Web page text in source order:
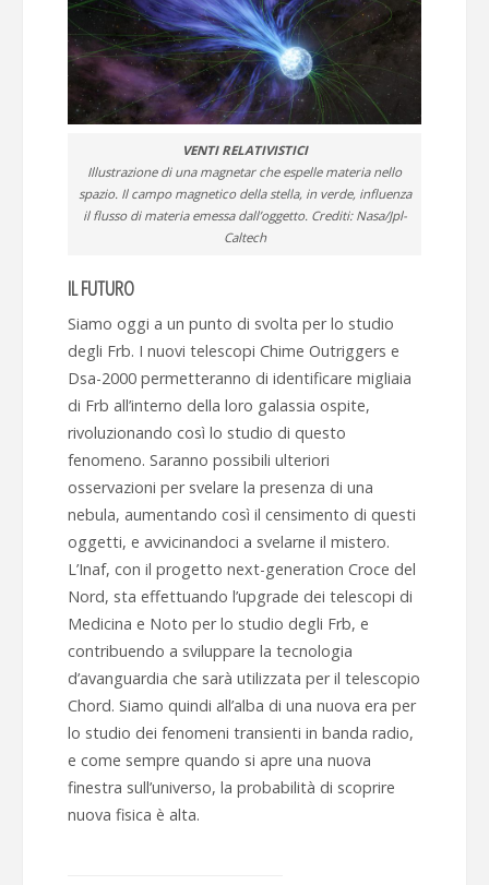
VENTI RELATIVISTICI
Illustrazione di una magnetar che espelle materia nello
spazio. Il campo magnetico della stella, in verde, influenza
il flusso di materia emessa dall’oggetto. Crediti: Nasa/Jpl-
Caltech
IL FUTURO
Siamo oggi a un punto di svolta per lo studio
degli Frb. I nuovi telescopi Chime Outriggers e
Dsa-2000 permetteranno di identificare migliaia
di Frb all’interno della loro galassia ospite,
rivoluzionando così lo studio di questo
fenomeno. Saranno possibili ulteriori
osservazioni per svelare la presenza di una
nebula, aumentando così il censimento di questi
oggetti, e avvicinandoci a svelarne il mistero.
L’Inaf, con il progetto next-generation Croce del
Nord, sta effettuando l’upgrade dei telescopi di
Medicina e Noto per lo studio degli Frb, e
contribuendo a sviluppare la tecnologia
d’avanguardia che sarà utilizzata per il telescopio
Chord. Siamo quindi all’alba di una nuova era per
lo studio dei fenomeni transienti in banda radio,
e come sempre quando si apre una nuova
finestra sull’universo, la probabilità di scoprire
nuova fisica è alta.